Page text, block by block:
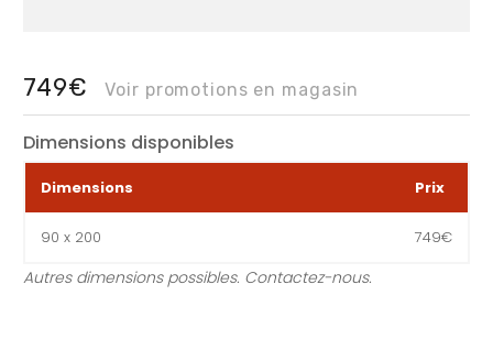
749€ Voir promotions en magasin
Dimensions disponibles
Dimensions Prix
90 x 200 749€
Autres dimensions possibles. Contactez-nous.